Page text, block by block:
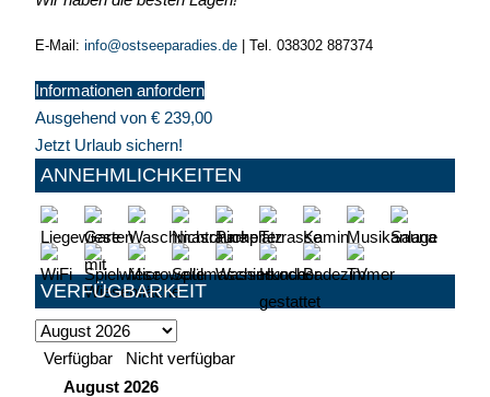
E-Mail: info@ostseeparadies.de Tel. 038302 887374
Informationen anfordern
Ausgehend von € 239,00
Jetzt Urlaub sichern!
ANNEHMLICHKEITEN
VERFÜGBARKEIT
Verfügbar
Nicht verfügbar
August 2026